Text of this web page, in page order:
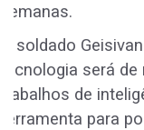
semanas.
O soldado
tecnologia será
trabalhos de
ferramenta para